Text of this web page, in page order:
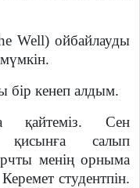
Well) ойбайлауды
бір кенеп алдым.
Сен
салып
менің орныма
студентпін.